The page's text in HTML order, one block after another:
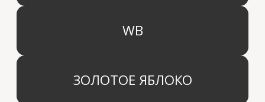
info@aridahome.ru
+7 (495) 136 69 40